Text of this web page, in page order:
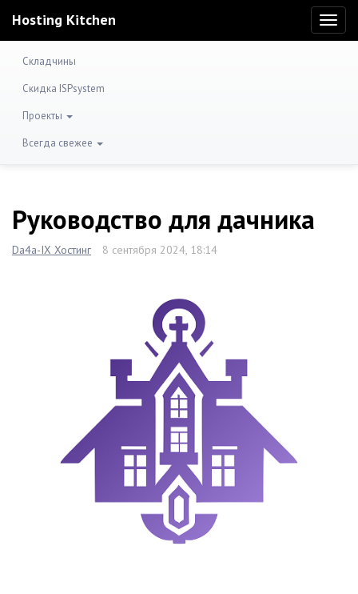
Hosting Kitchen
Складчины
Скидка ISPsystem
Проекты
Всегда свежее
Руководство для дачника
Da4a-IX Хостинг 8 сентября 2024, 18:14